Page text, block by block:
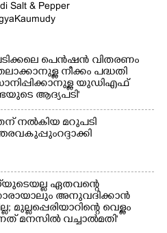
പെൻഷൻ വിതരണം
നീക്കം പദ്ധതി
യുഡിഎഫ്
ആദ്യപടി'
നൽകിയ മറുപടി
റദ്ദാക്കി
ഏതവന്റെ
അനുവദിക്കാൻ
മുല്ലപ്പെരിയാറിന്റെ വെള്ളം
മനസിൽ വച്ചാൽമതി'
this link